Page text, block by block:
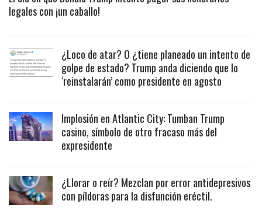
legales con ¡un caballo!
¿Loco de atar? O ¿tiene planeado un intento de
golpe de estado? Trump anda diciendo que lo
‘reinstalarán’ como presidente en agosto
Implosión en Atlantic City: Tumban Trump
casino, símbolo de otro fracaso más del
expresidente
¿Llorar o reír? Mezclan por error antidepresivos
con píldoras para la disfunción eréctil.